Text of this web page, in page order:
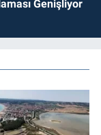
Genişliyor